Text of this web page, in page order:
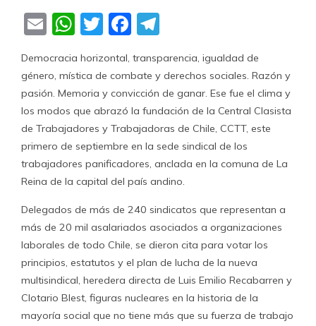
EmailWhatsApp
TwitterFacebook
Democracia horizontal, transparencia, igualdad de
género, mística de combate y derechos sociales. Razón y
pasión. Memoria y convicción de ganar. Ese fue el clima y
los modos que abrazó la fundación de la Central Clasista
de Trabajadores y Trabajadoras de Chile, CCTT, este
primero de septiembre en la sede sindical de los
trabajadores panificadores, anclada en la comuna de La
Reina de la capital del país andino.
Delegados de más de 240 sindicatos que representan a
más de 20 mil asalariados asociados a organizaciones
laborales de todo Chile, se dieron cita para votar los
principios, estatutos y el plan de lucha de la nueva
multisindical, heredera directa de Luis Emilio Recabarren y
Clotario Blest, figuras nucleares en la historia de la
mayoría social que no tiene más que su fuerza de trabajo